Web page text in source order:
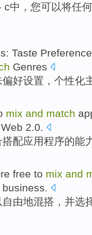
c中 ， 您可以将任
: Taste
Genres
偏好设置 ， 个性化
mix and match
Web 2.0.
搭配应用程序的能
free to mix and
business.
自由地混搭 ， 并选